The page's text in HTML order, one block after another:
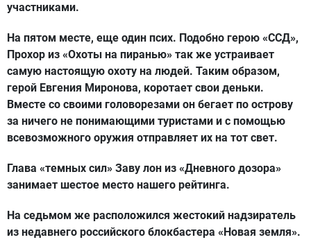
участниками.
На пятом месте, еще один псих. Подобно герою «ССД»,
Прохор из «Охоты на пиранью» так же устраивает
самую настоящую охоту на людей. Таким образом,
герой Евгения Миронова, коротает свои деньки.
Вместе со своими головорезами он бегает по острову
за ничего не понимающими туристами и с помощью
всевозможного оружия отправляет их на тот свет.
Глава «темных сил» Заву лон из «Дневного дозора»
занимает шестое место нашего рейтинга.
На седьмом же расположился жестокий надзиратель
из недавнего российского блокбастера «Новая земля».